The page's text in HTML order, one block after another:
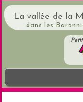
La vallée de la
dans les